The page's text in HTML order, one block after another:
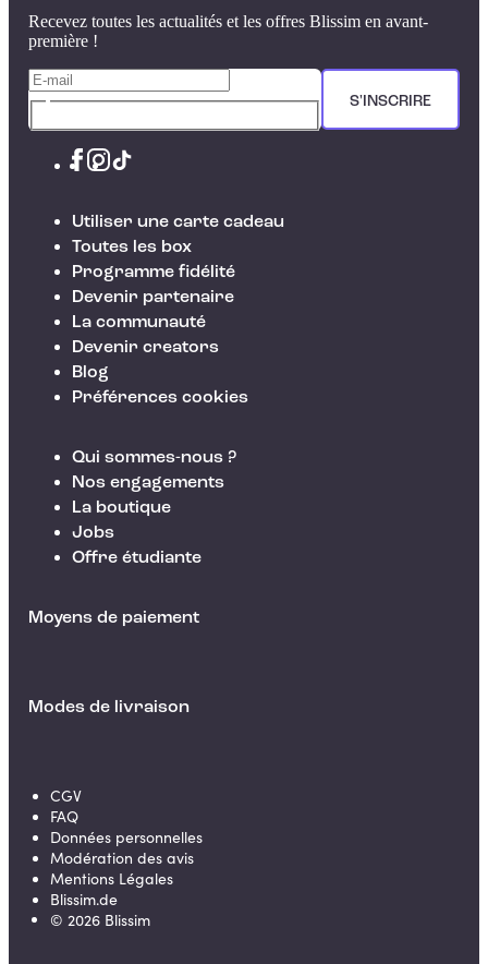
Recevez toutes les actualités et les offres Blissim en avant-
première !
S'INSCRIRE
Utiliser une carte cadeau
Toutes les box
Programme fidélité
Devenir partenaire
La communauté
Devenir creators
Blog
Préférences cookies
Qui sommes-nous ?
Nos engagements
La boutique
Jobs
Offre étudiante
Moyens de paiement
Modes de livraison
CGV
FAQ
Données personnelles
Modération des avis
Mentions Légales
Blissim.de
© 2026 Blissim